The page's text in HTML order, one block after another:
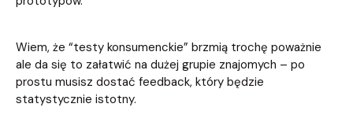
Wiem, że “testy konsumenckie” brzmią trochę poważnie
ale da się to załatwić na dużej grupie znajomych – po
prostu musisz dostać feedback, który będzie
statystycznie istotny.